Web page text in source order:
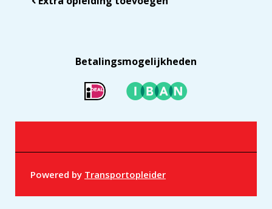
Betalingsmogelijkheden
Powered by Transportopleider